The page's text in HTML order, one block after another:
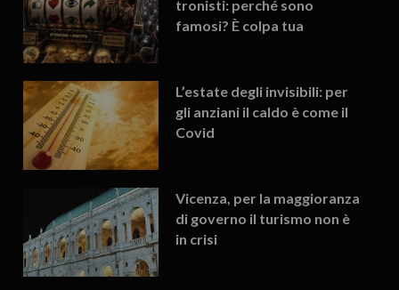
tronisti: perché sono
famosi? È colpa tua
L’estate degli invisibili: per
gli anziani il caldo è come il
Covid
Vicenza, per la maggioranza
di governo il turismo non è
in crisi